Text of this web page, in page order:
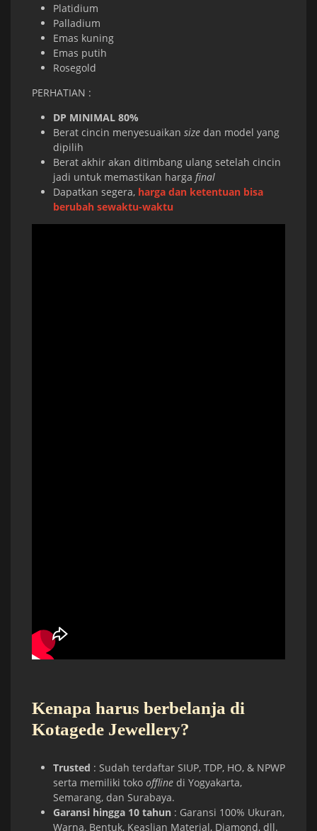
Platidium
Palladium
Emas kuning
Emas putih
Rosegold
PERHATIAN :
DP MINIMAL 80%
Berat cincin menyesuaikan size dan model yang
dipilih
Berat akhir akan ditimbang ulang setelah cincin
jadi untuk memastikan harga final
Dapatkan segera, harga dan ketentuan bisa
berubah sewaktu-waktu
Kenapa harus berbelanja di
Kotagede Jewellery?
Trusted : Sudah terdaftar SIUP, TDP, HO, & NPWP
serta memiliki toko offline di Yogyakarta,
Semarang, dan Surabaya.
Garansi hingga 10 tahun : Garansi 100% Ukuran,
Warna, Bentuk, Keaslian Material, Diamond, dll.